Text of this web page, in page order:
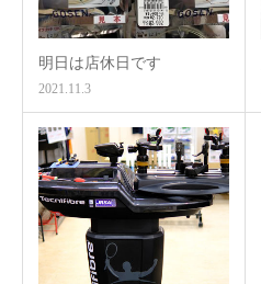
明日は店休日です
2021.11.3